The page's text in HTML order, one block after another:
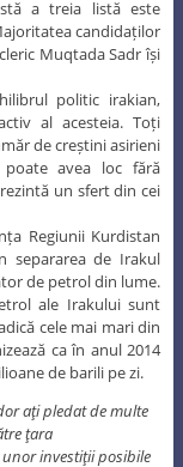
a treia listă este
candidaților
Muqtada Sadr își
politic irakian,
al acesteia. Toți
de creștini asirieni
avea loc fără
un sfert din cei
Regiunii Kurdistan
separarea de Irakul
de petrol din lume.
ale Irakului sunt
cele mai mari din
ca în anul 2014
de barili pe zi.
aţi pledat de multe
ţara
investiţii posibile